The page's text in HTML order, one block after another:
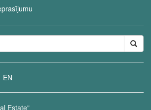
EN
Estate"